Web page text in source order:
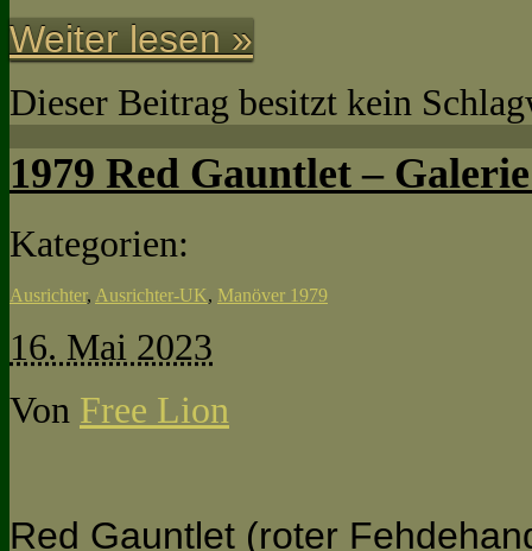
Weiter lesen »
Dieser Beitrag besitzt kein
1979 Red Gauntlet –
Kategorien:
Ausrichter, Ausrichter-UK, Manöver 1979
16. Mai 2023
Von Free Lion
Red Gauntlet (roter